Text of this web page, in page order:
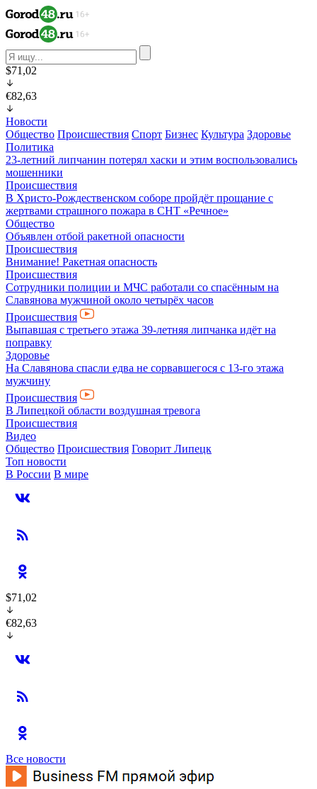
$71,02
€82,63
Новости
Общество Происшествия Спорт Бизнес Культура Здоровье
Политика
23-летний липчанин потерял хаски и этим воспользовались
мошенники
Происшествия
В Христо-Рождественском соборе пройдёт прощание с
жертвами страшного пожара в СНТ «Речное»
Общество
Объявлен отбой ракетной опасности
Происшествия
Внимание! Ракетная опасность
Происшествия
Сотрудники полиции и МЧС работали со спасённым на
Славянова мужчиной около четырёх часов
Происшествия
Выпавшая с третьего этажа 39-летняя липчанка идёт на
поправку
Здоровье
На Славянова спасли едва не сорвавшегося с 13-го этажа
мужчину
Происшествия
В Липецкой области воздушная тревога
Происшествия
Видео
Общество Происшествия Говорит Липецк
Топ новости
В России В мире
$71,02
€82,63
Все новости